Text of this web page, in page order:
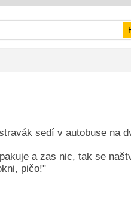
sedí v autobuse na
a zas nic, tak se
pičo!"